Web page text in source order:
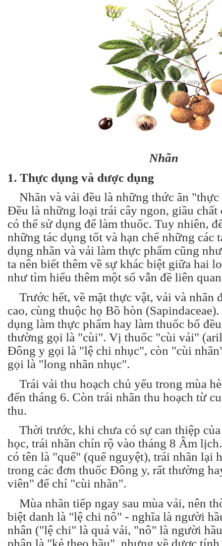
Nhãn
1. Thực dụng và dược dụng
Nhãn và vải đều là những thức ăn
Đều là những loại trái cây ngon, giầu chất
có thể sử dụng để làm thuốc. Tuy nhiên,
những tác dụng tốt và hạn chế những các
dụng nhãn và vải làm thực phẩm cũng
ta nên biết thêm về sự khác biệt giữa hai
như tìm hiểu thêm một số vẫn đề liên
Trước hết, về mặt thực vật, vải và nhãn
cao, cùng thuộc họ Bồ hòn
dụng làm thực phẩm hay làm thuốc bổ
thường gọi là "cùi". Vị thuốc "cùi vải"
Đông y gọi là "lệ chi nhục", còn "cùi
gọi là "long nhãn nhục".
Trái vải thu hoạch chủ yếu trong mùa
đến tháng 6. Còn trái nhãn thu hoạch từ
thu.
Thời trước, khi chưa có sự can thiệp
học, trái nhãn chín rộ vào tháng 8 Âm
có tên là "quế" (quế nguyệt), trái nhãn lại
trong các đơn thuốc Đông y, rất thường
viên" để chỉ "cùi nhãn".
Mùa nhãn tiếp ngay sau mùa vải, nên
biệt danh là "lệ chi nô" - nghĩa là người
nhân ("lệ chi" là quả vải, "nô" là người
phận là "kẻ theo hầu", nhưng về dược